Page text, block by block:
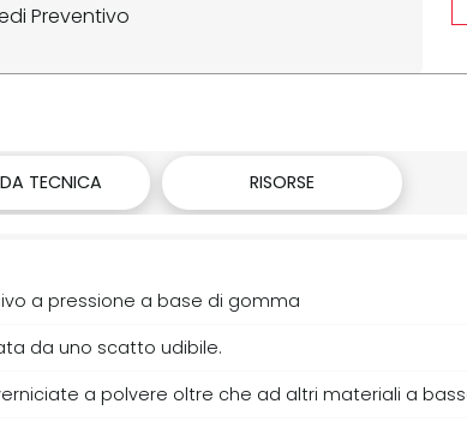
Preventivo
TECNICA RISORSE
a pressione a base di gomma
da uno scatto udibile.
a polvere oltre che ad altri materiali a